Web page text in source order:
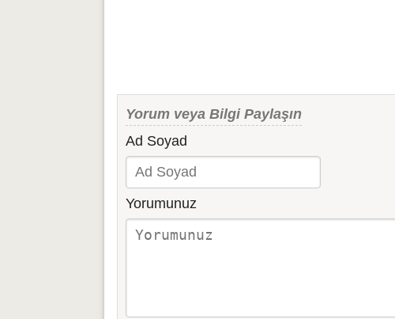
Yorum veya Bilgi Paylaşın
Ad Soyad
Yorumunuz